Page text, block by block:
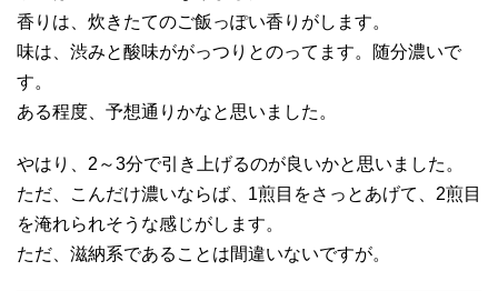
香りは、炊きたてのご飯っぽい香りがします。
味は、渋みと酸味ががっつりとのってます。随分濃いで
す。
ある程度、予想通りかなと思いました。
やはり、2～3分で引き上げるのが良いかと思いました。
ただ、こんだけ濃いならば、1煎目をさっとあげて、2煎目
を淹れられそうな感じがします。
ただ、滋納系であることは間違いないですが。